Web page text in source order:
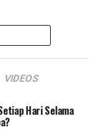
VIDEOS
Hari Selama